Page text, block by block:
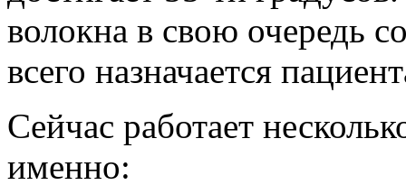
волокна в свою очередь
всего назначается
Сейчас работает
именно: